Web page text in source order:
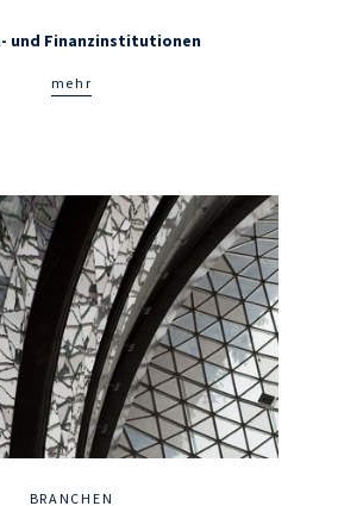
und Finanzinstitutionen
mehr
BRANCHEN